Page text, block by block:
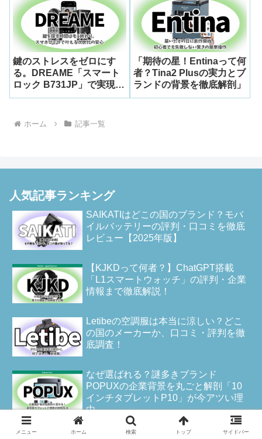
鍵のストレスをゼロにす
る。DREAME「スマート
ロック B731JP」で実現す
る次世代の玄関セキュリテ
「期待の星！Entinaって何
者？Tina2 Plusの実力とブ
ランドの背景を徹底解剖」
ホーム 記事一覧
人気記事ランキング
SAIKATIはどこの国のブランド？モバ
イルバッテリーの評判・口コミを徹底
レビュー【2025年版】
【KJKDって何者？】ChatGPT搭載
「L1スマートウォッチ」の評判・企業
情報まで徹底解説！
Letibeの空調服は本当に涼しい？どこ
の国のメーカーか、口コミ・評判を徹
底調査！
なぜ選ばれる？謎多きブランド
POPUXの企業背景を丸ごと解剖「10
インチタブレットP10」が今アツい理
由
Noraui空調服はどこの国メーカー？公
メニュー ホーム 検索 トップ サイドバー